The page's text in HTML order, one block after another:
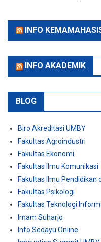
INFO
INFO AKADEMIK
BLOG
Biro Akreditasi UMBY
Fakultas Agroindustri
Fakultas Ekonomi
Fakultas Ilmu Komunikasi
Fakultas Ilmu Pendidikan
Fakultas Psikologi
Fakultas Teknologi
Imam Suharjo
Info Sedayu Online